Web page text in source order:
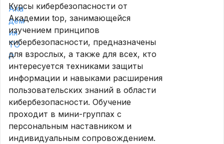
Курсы кибербезопасности от
Академии top, занимающейся
изучением принципов
кибербезопасности, предназначены
для взрослых, а также для всех, кто
интересуется техниками защиты
информации и навыками расширения
пользовательских знаний в области
кибербезопасности. Обучение
проходит в мини-группах с
персональным наставником и
индивидуальным сопровождением.